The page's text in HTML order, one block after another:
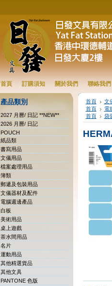
首頁 訂購須知 關於我們 聯絡我們
產品類別
2027 月曆/ 日記 **NEW**
2026 月曆/ 日記
POUCH
紙品類
書寫用品
文儀用品
檔案處理用品
簿類
郵遞及包裝用品
文儀器材及配件
電腦週邊產品
白板
美術用品
桌上遊戲
茶水間用品
名片
運動用品
其他精選貨品
其他文具
PANTONE 色版
首頁 文
首頁
電
首頁
袋